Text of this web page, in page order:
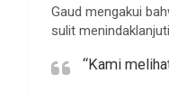
Gaud mengakui
sulit
“Kami